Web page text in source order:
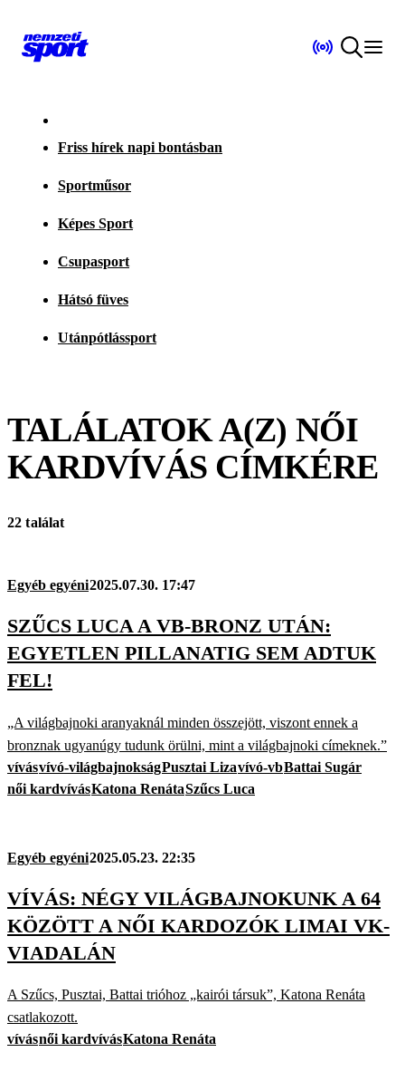
Friss hírek napi bontásban
Sportműsor
Képes Sport
Csupasport
Hátsó füves
Utánpótlássport
TALÁLATOK A(Z) NŐI
KARDVÍVÁS CÍMKÉRE
22 találat
Egyéb egyéni2025.07.30. 17:47
SZŰCS LUCA A VB-BRONZ UTÁN:
EGYETLEN PILLANATIG SEM ADTUK
FEL!
„A világbajnoki aranyaknál minden összejött, viszont ennek a
bronznak ugyanúgy tudunk örülni, mint a világbajnoki címeknek.”
vívásvívó-világbajnokságPusztai Lizavívó-vbBattai Sugár
női kardvívásKatona RenátaSzűcs Luca
Egyéb egyéni2025.05.23. 22:35
VÍVÁS: NÉGY VILÁGBAJNOKUNK A 64
KÖZÖTT A NŐI KARDOZÓK LIMAI VK-
VIADALÁN
A Szűcs, Pusztai, Battai trióhoz „kairói társuk”, Katona Renáta
csatlakozott.
vívásnői kardvívásKatona Renáta